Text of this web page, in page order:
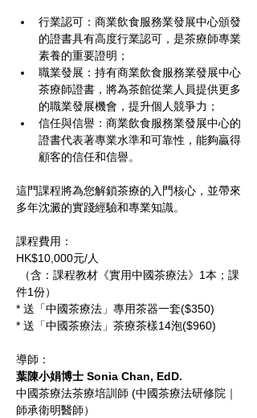
行業認可：商業飲食服務業發展中心頒發
的證書具有高度行業認可，是茶療師專業
素養的重要證明；
職業發展：持有商業飲食服務業發展中心
茶療師證書，將為茶館從業人員提供更多
的職業發展機會，提升個人競爭力；
信任與信譽：商業飲食服務業發展中心的
證書代表著專業水準和可靠性，能夠贏得
顧客的信任和信譽。
這門課程將為您解鎖茶療的入門核心，並帶來
多年沈澱的實踐經驗和專業知識。
課程費用：
HK$10,000元/人
（含：課程教材《實用中國茶療法》1本；課
件1份）
* 送「中國茶療法」專用茶器一套($350)
* 送「中國茶療法」茶療茶樣14泡($960)
導師：
葉陳小娟博士 Sonia Chan, EdD.
​中國茶療法茶療培訓師 (中國茶療法研修院｜
師承衛明醫師）